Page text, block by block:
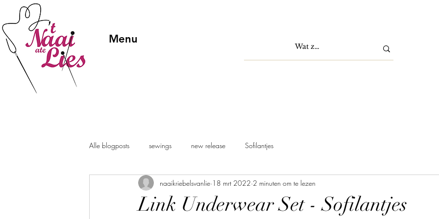
Menu
Alle blogposts sewings new release Sofilantjes
Link Underwear Set - Sofilantjes
naaikriebelsvanlie 18 mrt 2022 2 minuten om te lezen